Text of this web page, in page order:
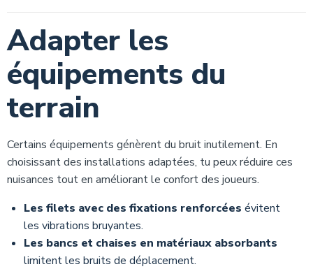
Adapter les
équipements du
terrain
Certains équipements génèrent du bruit inutilement. En
choisissant des installations adaptées, tu peux réduire ces
nuisances tout en améliorant le confort des joueurs.
Les filets avec des fixations renforcées évitent
les vibrations bruyantes.
Les bancs et chaises en matériaux absorbants
limitent les bruits de déplacement.